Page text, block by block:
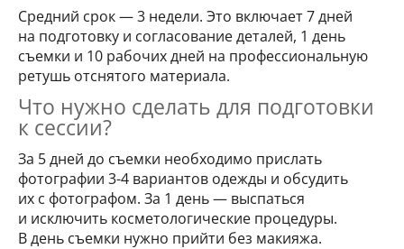
Средний срок — 3 недели. Это включает 7 дней
на подготовку и согласование деталей, 1 день
съемки и 10 рабочих дней на профессиональную
ретушь отснятого материала.
Что нужно сделать для подготовки
к сессии?
За 5 дней до съемки необходимо прислать
фотографии 3-4 вариантов одежды и обсудить
их с фотографом. За 1 день — выспаться
и исключить косметологические процедуры.
В день съемки нужно прийти без макияжа.